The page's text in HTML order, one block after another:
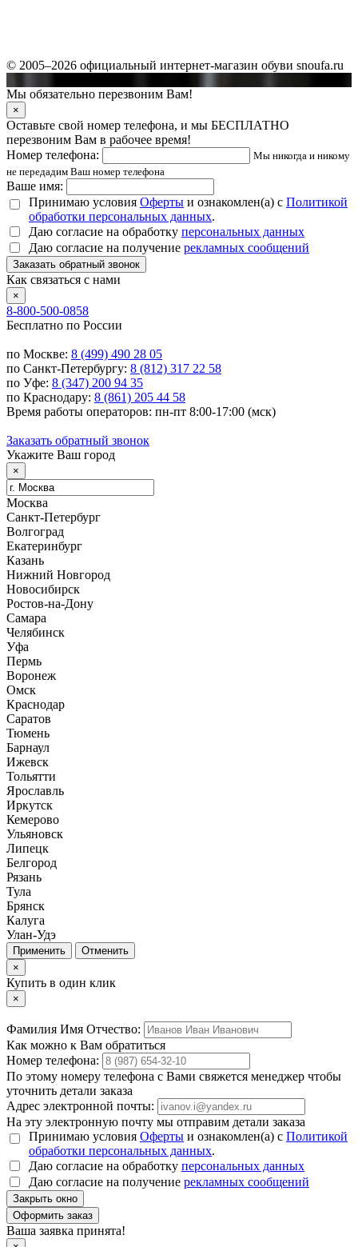
© 2005–2026 официальный интернет-магазин обуви snoufa.ru
Мы обязательно перезвоним Вам!
×
Оставьте свой номер телефона, и мы БЕСПЛАТНО
перезвоним Вам в рабочее время!
Номер телефона:
Мы никогда и никому
не передадим Ваш номер телефона
Ваше имя:
Принимаю условия Оферты и ознакомлен(а) с Политикой
обработки персональных данных.
Даю согласие на обработку персональных данных
Даю согласие на получение рекламных сообщений
Заказать обратный звонок
Как связаться с нами
×
8-800-500-0858
Бесплатно по России
по Москве: 8 (499) 490 28 05
по Санкт-Петербургу: 8 (812) 317 22 58
по Уфе: 8 (347) 200 94 35
по Краснодару: 8 (861) 205 44 58
Время работы операторов: пн-пт 8:00-17:00 (мск)
Заказать обратный звонок
Укажите Ваш город
×
Москва
Санкт-Петербург
Волгоград
Екатеринбург
Казань
Нижний Новгород
Новосибирск
Ростов-на-Дону
Самара
Челябинск
Уфа
Пермь
Воронеж
Омск
Краснодар
Саратов
Тюмень
Барнаул
Ижевск
Тольятти
Ярославль
Иркутск
Кемерово
Ульяновск
Липецк
Белгород
Рязань
Тула
Брянск
Калуга
Улан-Удэ
Отменить
×
Купить в один клик
×
Фамилия Имя Отчество:
Как можно к Вам обратиться
Номер телефона:
По этому номеру телефона с Вами свяжется менеджер чтобы
уточнить детали заказа
Адрес электронной почты:
На эту электронную почту мы отправим детали заказа
Принимаю условия Оферты и ознакомлен(а) с Политикой
обработки персональных данных.
Даю согласие на обработку персональных данных
Даю согласие на получение рекламных сообщений
Закрыть окно
Ваша заявка принята!